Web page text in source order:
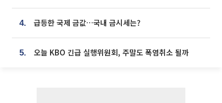
4. 급등한 국제 금값…국내 금시세는?
5. 오늘 KBO 긴급 실행위원회, 주말도 폭염취소 될까